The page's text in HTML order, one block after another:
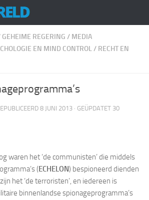
GEHEIME REGERING / MEDIA
EN MIND CONTROL/ RECHT EN
8 JUNI 2013 · GEÜPDATET 30
waren het ‘de communisten’ die middels
(ECHELON) bespioneerd dienden
het ‘de terroristen’, en iedereen is
binnenlandse spionageprogramma’s